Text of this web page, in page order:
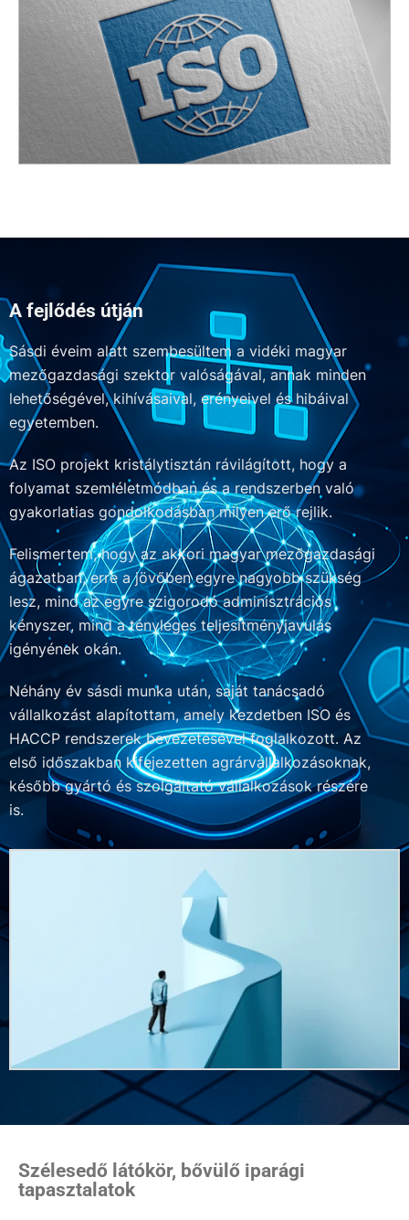
A fejlődés útján
Sásdi éveim alatt szembesültem a vidéki magyar
mezőgazdasági szektor valóságával, annak minden
lehetőségével, kihívásaival, erényeivel és hibáival
egyetemben.
Az ISO projekt kristálytisztán rávilágított, hogy a
folyamat szemléletmódban és a rendszerben való
gyakorlatias gondolkodásban milyen erő rejlik.
Felismertem, hogy az akkori magyar mezőgazdasági
ágazatban, erre a jövőben egyre nagyobb szükség
lesz, mind az egyre szigorodó adminisztrációs
kényszer, mind a tényleges teljesítményjavulás
igényének okán.
Néhány év sásdi munka után, saját tanácsadó
vállalkozást alapítottam, amely kezdetben ISO és
HACCP rendszerek bevezetésével foglalkozott. Az
első időszakban kifejezetten agrárvállalkozásoknak,
később gyártó és szolgáltató vállalkozások részére
is.
Szélesedő látókör, bővülő iparági
tapasztalatok